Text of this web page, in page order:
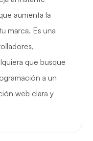
aumenta la
marca. Es una
que busque
a un
web clara y